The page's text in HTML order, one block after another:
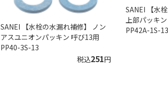
SANEI 【水栓の水漏れ補修】 ノン
アスユニオンパッキン 呼び13用
PP40-3S-13
税込251円
SANEI 【水
上部パッキ
PP42A-1S-13